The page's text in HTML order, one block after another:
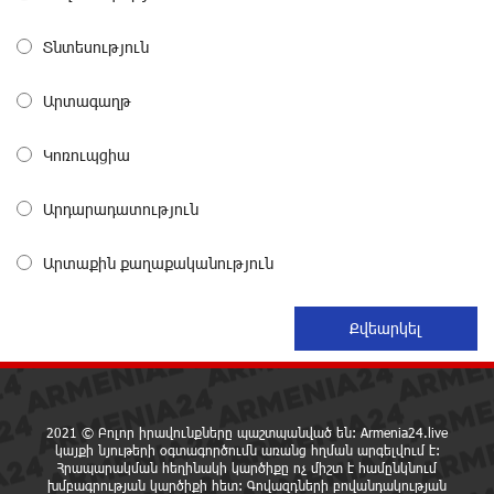
Դանակահարություն՝ Մասիսի
ձերբակալվել է
Վեհափառ Հայրապետը աղոթք է հնչեցնում
ժողովրդի հետ
Վեհափառի հանդեպ տիտանական ապօրինություն
կա, անասելի ցավ եմ զգում. Վարդևանյան
11 ժամ առաջ
հայտնեց և հրաժարվեց քննել գործն ու դատել
կաթողիկոսին. Մարիաննա Ղահրամանյան
11 ժամ առաջ
Տնտեսություն
Արտագաղթ
Կոռուպցիա
Արդարադատություն
Արտաքին քաղաքականություն
2021 © Բոլոր իրավունքները պաշտպանված են: Armenia24.live
կայքի նյութերի օգտագործումն առանց հղման արգելվում է:
Հրապարակման հեղինակի կարծիքը ոչ միշտ է համընկնում
խմբագրության կարծիքի հետ: Գովազդների բովանդակության